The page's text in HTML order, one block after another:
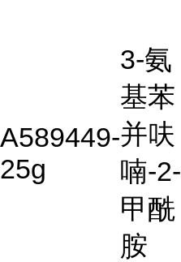
A589449-
25g
3-氨
基苯
并呋
喃-2-
甲酰
胺